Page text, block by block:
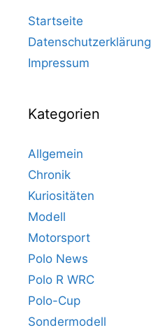
Startseite
Datenschutzerklärung
Impressum
Kategorien
Allgemein
Chronik
Kuriositäten
Modell
Motorsport
Polo News
Polo R WRC
Polo-Cup
Sondermodell